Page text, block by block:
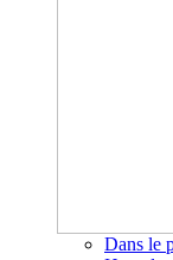
Dans le